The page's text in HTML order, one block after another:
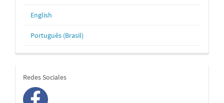
English
Português (Brasil)
redes
Redes Sociales